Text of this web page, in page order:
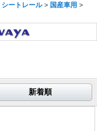
シートレール> 国産車用 >
新着順